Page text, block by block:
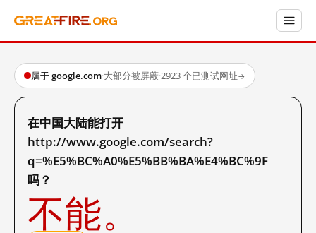
属于 google.com·大部分被屏蔽·2923 个已测试网址→
在中国大陆能打开
http://www.google.com/search?
q=%E5%BC%A0%E5%BB%BA%E4%BC%9F
吗？
不能。